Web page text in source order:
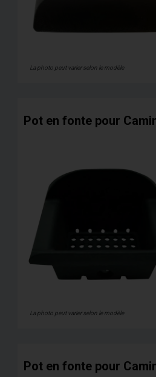
La photo peut varier selon le modèle
Pot en fonte pour
La photo peut varier selon le modèle
Pot en fonte pour